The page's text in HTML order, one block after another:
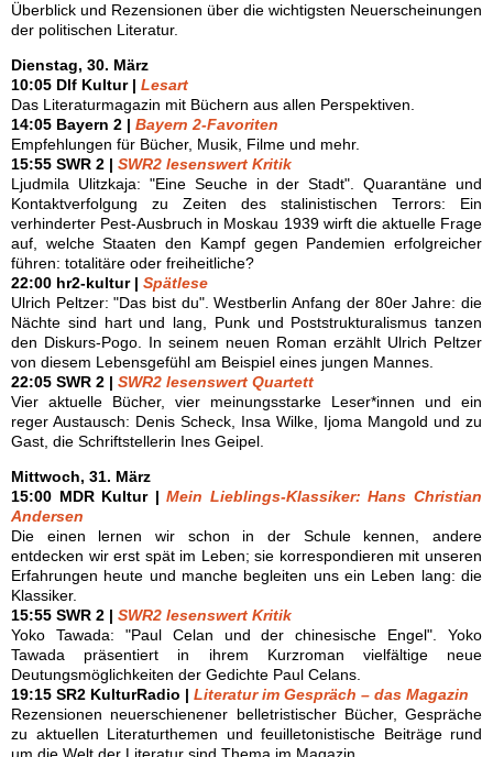
Überblick und Rezensionen über die wichtigsten Neuerscheinungen
der politischen Literatur.
Dienstag, 30. März
10:05 Dlf Kultur | Lesart
Das Literaturmagazin mit Büchern aus allen Perspektiven.
14:05 Bayern 2 | Bayern 2-Favoriten
Empfehlungen für Bücher, Musik, Filme und mehr.
15:55 SWR 2 | SWR2 lesenswert Kritik
Ljudmila Ulitzkaja: "Eine Seuche in der Stadt". Quarantäne und
Kontaktverfolgung zu Zeiten des stalinistischen Terrors: Ein
verhinderter Pest-Ausbruch in Moskau 1939 wirft die aktuelle Frage
auf, welche Staaten den Kampf gegen Pandemien erfolgreicher
führen: totalitäre oder freiheitliche?
22:00 hr2-kultur | Spätlese
Ulrich Peltzer: "Das bist du". Westberlin Anfang der 80er Jahre: die
Nächte sind hart und lang, Punk und Poststrukturalismus tanzen
den Diskurs-Pogo. In seinem neuen Roman erzählt Ulrich Peltzer
von diesem Lebensgefühl am Beispiel eines jungen Mannes.
22:05 SWR 2 | SWR2 lesenswert Quartett
Vier aktuelle Bücher, vier meinungsstarke Leser*innen und ein
reger Austausch: Denis Scheck, Insa Wilke, Ijoma Mangold und zu
Gast, die Schriftstellerin Ines Geipel.
Mittwoch, 31. März
15:00 MDR Kultur |Mein Lieblings-Klassiker: Hans Christian
Andersen
Die einen lernen wir schon in der Schule kennen, andere
entdecken wir erst spät im Leben; sie korrespondieren mit unseren
Erfahrungen heute und manche begleiten uns ein Leben lang: die
Klassiker.
15:55 SWR 2 | SWR2 lesenswert Kritik
Yoko Tawada: "Paul Celan und der chinesische Engel". Yoko
Tawada präsentiert in ihrem Kurzroman vielfältige neue
Deutungsmöglichkeiten der Gedichte Paul Celans.
19:15 SR2 KulturRadio | Literatur im Gespräch – das Magazin
Rezensionen neuerschienener belletristischer Bücher, Gespräche
zu aktuellen Literaturthemen und feuilletonistische Beiträge rund